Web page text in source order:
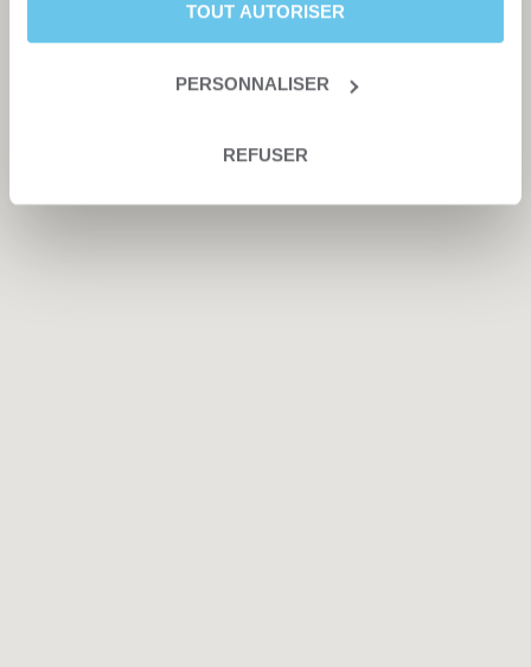
TOUT AUTORISER
PERSONNALISER
REFUSER